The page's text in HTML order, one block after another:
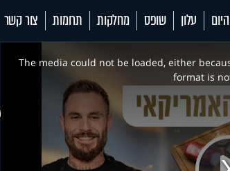
עלון שופס מחלקות תרומות צור קשר
This
modalThe media could not be loaded, either
format is